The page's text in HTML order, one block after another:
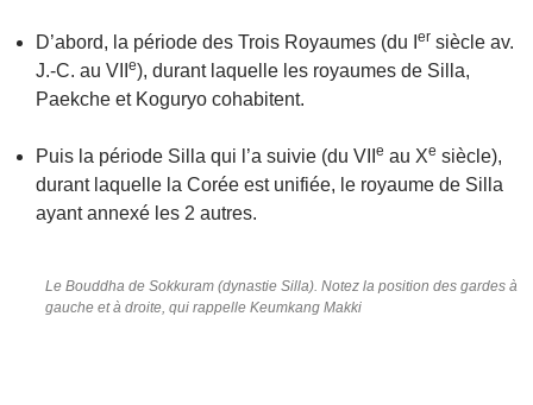
D’abord, la période des Trois Royaumes (du I er siècle av.
J.-C. au VII e), durant laquelle les royaumes de Silla,
Paekche et Koguryo cohabitent.
Puis la période Silla qui l’a suivie (du VII e au Xe siècle),
durant laquelle la Corée est unifiée, le royaume de Silla
ayant annexé les 2 autres.
Le Bouddha de Sokkuram (dynastie Silla). Notez la position des gardes à
gauche et à droite, qui rappelle Keumkang Makki